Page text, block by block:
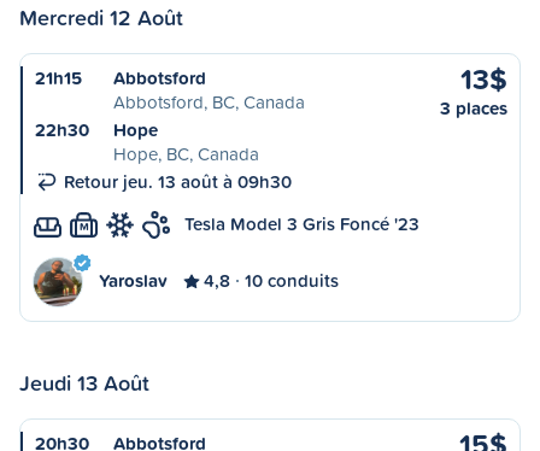
Mercredi 12 Août
21h15
Abbotsford
Abbotsford, BC, Canada
22h30
Hope
Hope, BC, Canada
Retour jeu. 13 août à 09h30
13$
3 places
M Tesla Model 3 Gris Foncé '23
Yaroslav 4,8 10 conduits
Jeudi 13 Août
20h30 Abbotsford